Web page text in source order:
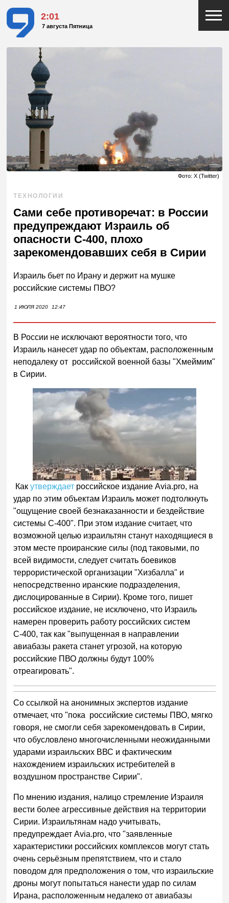
2:01
7 августа Пятница
Фото: X (Twitter)
ТЕХНОЛОГИИ
Сами себе противоречат: в России
предупреждают Израиль об
опасности С-400, плохо
зарекомендовавших себя в Сирии
Израиль бьет по Ирану и держит на мушке
российские системы ПВО?
1 ИЮЛЯ 2020 12:47
В России не исключают вероятности того, что
Израиль нанесет удар по объектам, расположенным
неподалеку от российской военной базы "Хмеймим"
в Сирии.
Какутверждает российское издание Avia.pro, на
удар по этим объектам Израиль может подтолкнуть
"ощущение своей безнаказанности и бездействие
системы С-400". При этом издание считает, что
возможной целью израильтян станут находящиеся в
этом месте проиранские силы (под таковыми, по
всей видимости, следует считать боевиков
террористической организации "Хизбалла" и
непосредственно иранские подразделения,
дислоцированные в Сирии). Кроме того, пишет
российское издание, не исключено, что Израиль
намерен проверить работу российских систем
С-400, так как "выпущенная в направлении
авиабазы ракета станет угрозой, на которую
российские ПВО должны будут 100%
отреагировать".
Со ссылкой на анонимных экспертов издание
отмечает, что "пока российские системы ПВО, мягко
говоря, не смогли себя зарекомендовать в Сирии,
что обусловлено многочисленными неожиданными
ударами израильских ВВС и фактическим
нахождением израильских истребителей в
воздушном пространстве Сирии".
По мнению издания, налицо стремление Израиля
вести более агрессивные действия на территории
Сирии. Израильтянам надо учитывать,
предупреждает Avia.pro, что "заявленные
характеристики российских комплексов могут стать
очень серьёзным препятствием, что и стало
поводом для предположения о том, что израильские
дроны могут попытаться нанести удар по силам
Ирана, расположенным недалеко от авиабазы